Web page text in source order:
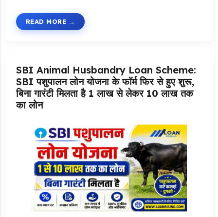
READ MORE
SBI Animal Husbandry Loan Scheme:
SBI पशुपालन लोन योजना के फॉर्म फिर से हुए शुरू,
बिना गारंटी मिलता है 1 लाख से लेकर 10 लाख तक
का लोन